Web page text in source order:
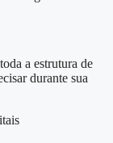
a estrutura de
durante sua